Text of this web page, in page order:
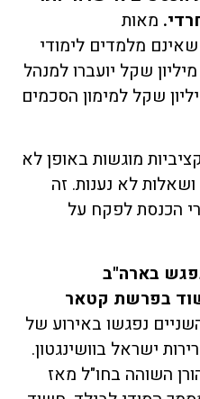
. מאות
מלמדים לימודי
ליבה ואינם מפוקחים. 111 מיליון שקל יועברו למנהל
ההתיישבותי, 420 מיליון שקל למימון הסכמים
מוגשות באופן לא
לא נענות. זה
הכנסת לפקח על
בארה"ב
בפרשת קטאר
נפגשו באירוע של
ישראל בוושינגטון.
השוהה בחו"ל מאז